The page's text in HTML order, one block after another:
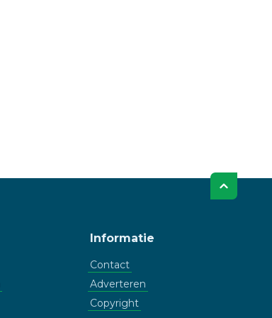
Informatie
Contact
Adverteren
Copyright